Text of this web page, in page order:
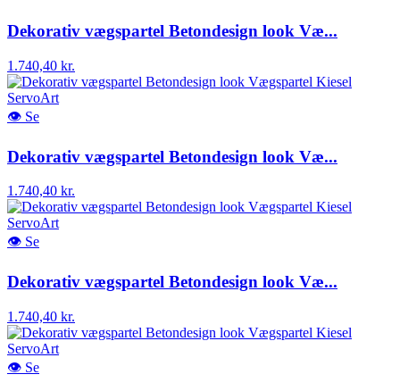
Dekorativ vægspartel Betondesign look Væ...
1.740,40 kr.
👁 Se
Dekorativ vægspartel Betondesign look Væ...
1.740,40 kr.
👁 Se
Dekorativ vægspartel Betondesign look Væ...
1.740,40 kr.
👁 Se